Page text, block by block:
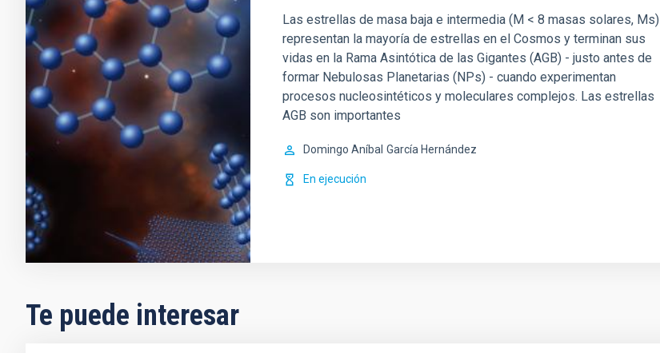
Las estrellas de masa baja e intermedia (M < 8 masas solares, Ms)
representan la mayoría de estrellas en el Cosmos y terminan sus
vidas en la Rama Asintótica de las Gigantes (AGB) - justo antes de
formar Nebulosas Planetarias (NPs) - cuando experimentan
procesos nucleosintéticos y moleculares complejos. Las estrellas
AGB son importantes
Domingo Aníbal García Hernández
En ejecución
Te puede interesar